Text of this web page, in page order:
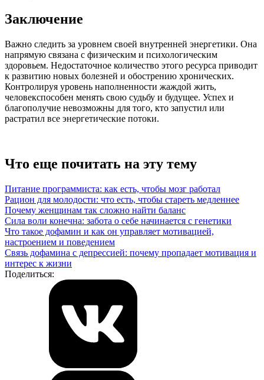
Заключение
Важно следить за уровнем своей внутренней энергетики. Она
напрямую связана с физическим и психологическим
здоровьем. Недостаточное количество этого ресурса приводит
к развитию новых болезней и обострению хронических.
Контролируя уровень наполненности жаждой жить,
человекспособен менять свою судьбу и будущее. Успех и
благополучие невозможны для того, кто запустил или
растратил все энергетические потоки.
Что еще почитать на эту тему
Питание программиста: как есть, чтобы мозг работал
Рацион для молодости: что есть, чтобы стареть медленнее
Почему женщинам так сложно найти баланс
Сила воли конечна: забота о себе начинается с генетики
Что такое дофамин и как он управляет мотивацией,
настроением и поведением
Связь дофамина с депрессией: почему пропадает мотивация и
интерес к жизни
Поделиться: